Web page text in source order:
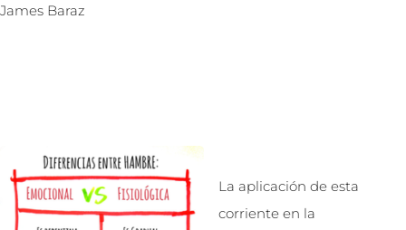
James Baraz
La aplicación de esta
corriente en la